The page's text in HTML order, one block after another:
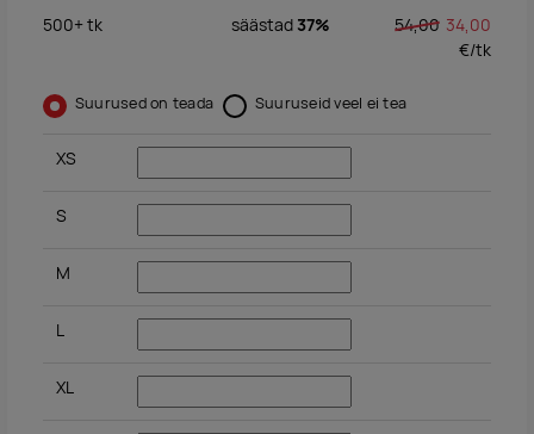
500+tk säästad 37% 54,00 34,00
€/tk
Suurused on teada Suuruseid veel ei tea
XS
S
M
L
XL